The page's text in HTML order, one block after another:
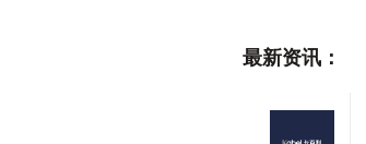
最新资讯：